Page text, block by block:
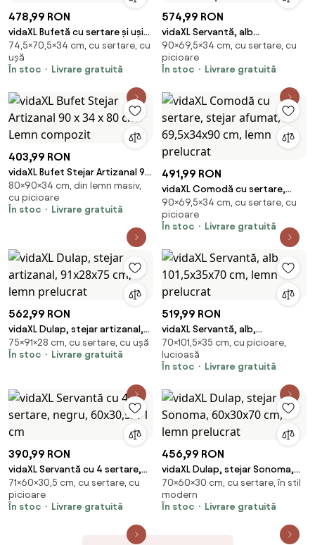
478,99 RON
vidaXL Bufetă cu sertare și uși
Stejar Sonoma 70,5x34x74,5
cm
74,5×70,5×34 cm, cu sertare, cu
ușă
În stoc
Livrare gratuită
574,99 RON
vidaXL Servantă, alb
extralucios, 69,5x34x90 cm,
lemn compozit
90×69,5×34 cm, cu sertare, cu
picioare
În stoc
Livrare gratuită
403,99 RON
vidaXL Bufet Stejar Artizanal 90
x 34 x 80 cm Lemn compozit
80×90×34 cm, din lemn masiv,
cu picioare
În stoc
Livrare gratuită
491,99 RON
vidaXL Comodă cu sertare,
stejar afumat, 69,5x34x90 cm,
lemn prelucrat
90×69,5×34 cm, cu sertare, cu
picioare
În stoc
Livrare gratuită
562,99 RON
vidaXL Dulap, stejar artizanal,
91x28x75 cm, lemn prelucrat
75×91×28 cm, cu sertare, cu ușă
În stoc
Livrare gratuită
519,99 RON
vidaXL Servantă, alb,
101,5x35x70 cm, lemn prelucrat
70×101,5×35 cm, cu picioare,
lucioasă
În stoc
Livrare gratuită
390,99 RON
vidaXL Servantă cu 4 sertare,
negru, 60x30,5x71 cm
71×60×30,5 cm, cu sertare, cu
picioare
În stoc
Livrare gratuită
456,99 RON
vidaXL Dulap, stejar Sonoma,
60x30x70 cm, lemn prelucrat
70×60×30 cm, cu sertare, în stil
modern
În stoc
Livrare gratuită